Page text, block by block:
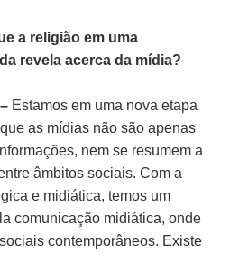
a religião em uma
revela acerca da mídia?
Estamos em uma nova etapa
as mídias não são apenas
nem se resumem a
âmbitos sociais. Com a
e midiática, temos um
comunicação midiática, onde
contemporâneos. Existe